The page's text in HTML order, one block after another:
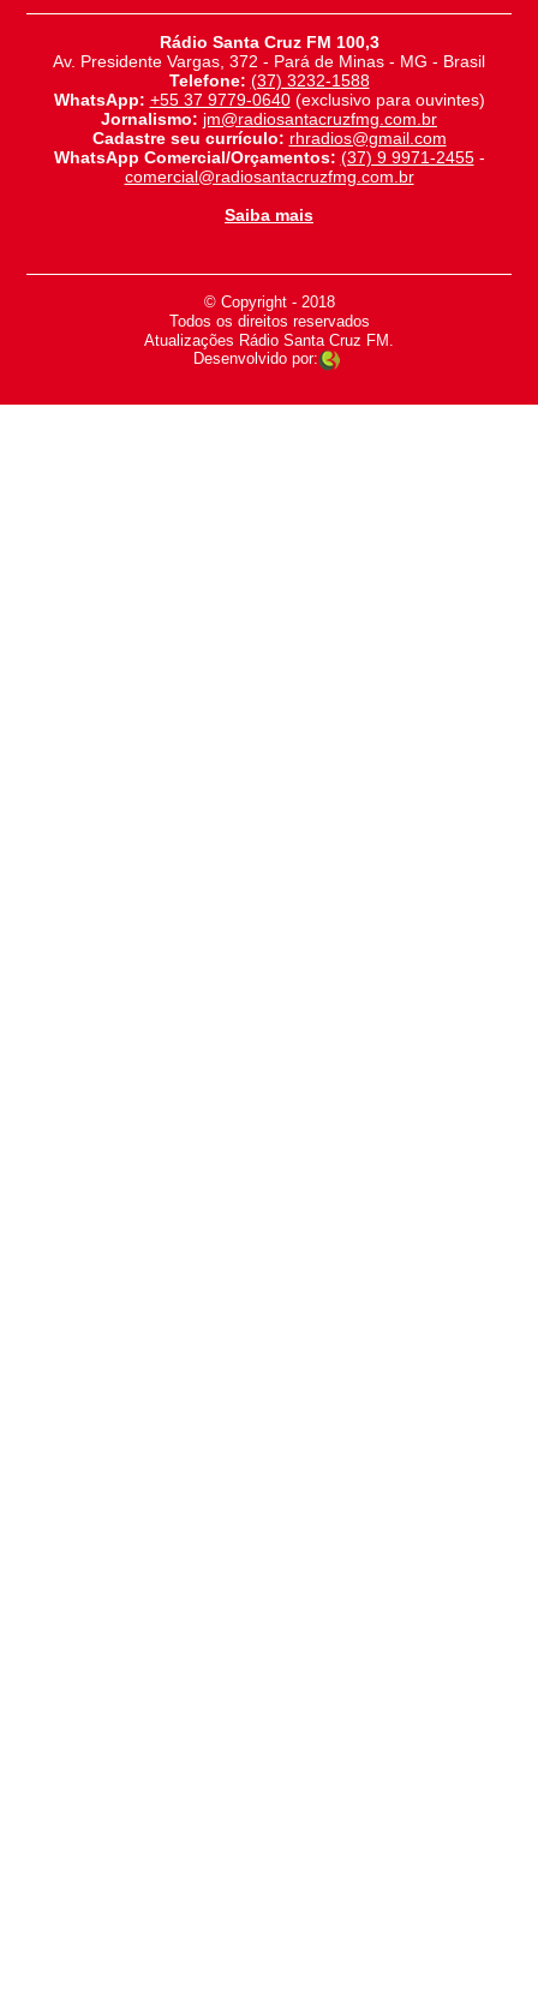
Rádio Santa Cruz FM 100,3
Av. Presidente Vargas, 372 - Pará de Minas - MG - Brasil
Telefone: (37) 3232-1588
WhatsApp: +55 37 9779-0640(exclusivo para ouvintes)
Jornalismo: jm@radiosantacruzfmg.com.br
Cadastre seu currículo: rhradios@gmail.com
WhatsApp Comercial/Orçamentos: (37) 9 9971-2455-
comercial@radiosantacruzfmg.com.br
Saiba mais
© Copyright - 2018
-
Todos os direitos reservados
-
Atualizações Rádio Santa Cruz FM.
Desenvolvido por: